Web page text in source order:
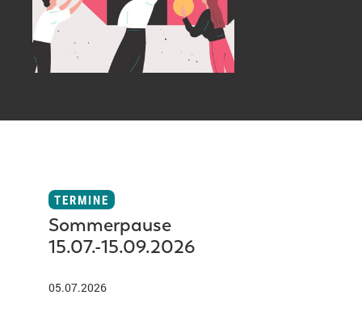
TERMINE
Sommerpause
15.07.-15.09.2026
05.07.2026